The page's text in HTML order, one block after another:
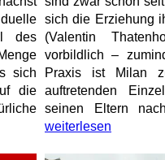
des
sich
die
sich die Erziehung
(Valentin
vorbildlich –
Praxis ist Milan
auftretenden
seinen Eltern
weiterlesen